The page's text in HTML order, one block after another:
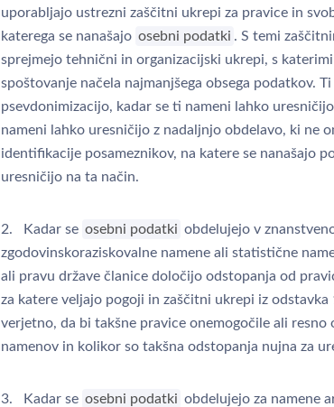
uporabljajo ustrezni zaščitni ukrepi za pravice in
katerega se nanašajo osebni podatki . S temi
sprejmejo tehnični in organizacijski ukrepi, s
spoštovanje načela najmanjšega obsega podatkov.
psevdonimizacijo, kadar se ti nameni lahko
nameni lahko uresničijo z nadaljnjo obdelavo, ki ne
identifikacije posameznikov, na katere se nanašajo
uresničijo na ta način.
2. Kadar se osebni podatki obdelujejo v
zgodovinskoraziskovalne namene ali statistične
ali pravu države članice določijo odstopanja od
za katere veljajo pogoji in zaščitni ukrepi iz odstavka
verjetno, da bi takšne pravice onemogočile ali resno
namenov in kolikor so takšna odstopanja nujna za
3. Kadar se osebni podatki obdelujejo za namene